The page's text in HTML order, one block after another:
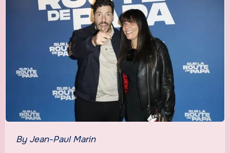
By Jean-Paul Marin